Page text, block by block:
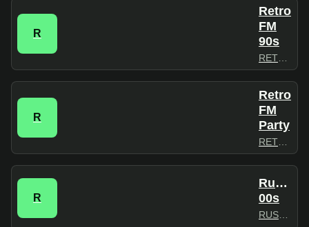
R
Retro
FM
90s
R
Retro
FM
Party
R
00s